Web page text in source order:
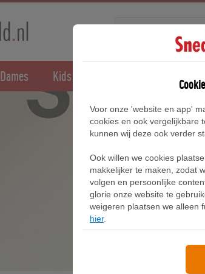
Dames Kids
Wat zijn
Voor onze 'website en app'
cookies en ook vergelijkbare
kunnen wij deze ook verder
Ook willen we cookies
makkelijker te maken, zodat
volgen en persoonlijke
glorie onze website te
weigeren plaatsen we alleen
hier.